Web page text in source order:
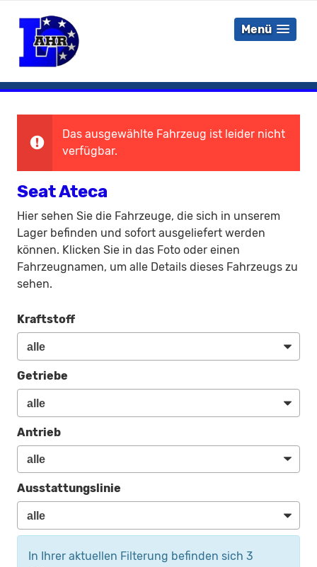
Menü
Das ausgewählte Fahrzeug ist leider nicht
verfügbar.
Seat Ateca
Hier sehen Sie die Fahrzeuge, die sich in unserem
Lager befinden und sofort ausgeliefert werden
können. Klicken Sie in das Foto oder einen
Fahrzeugnamen, um alle Details dieses Fahrzeugs zu
sehen.
Kraftstoff
Getriebe
Antrieb
Ausstattungslinie
In Ihrer aktuellen Filterung befinden sich 3